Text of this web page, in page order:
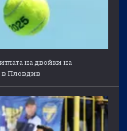
на двойки на
в Пловдив